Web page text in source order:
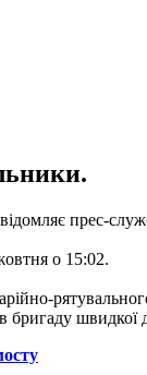
прес-
о 15:02.
в бригаду швидкої